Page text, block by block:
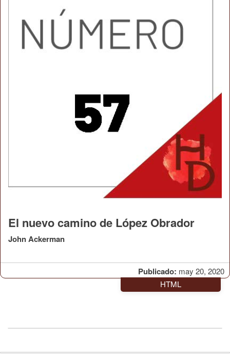
Publicado: may 20, 2020
El nuevo camino de López Obrador
John Ackerman
HTML